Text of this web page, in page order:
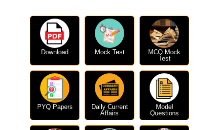
Download Mock Test
MCQ Mock
Test
PYQ Papers
Daily Current
Affairs
Model
Questions